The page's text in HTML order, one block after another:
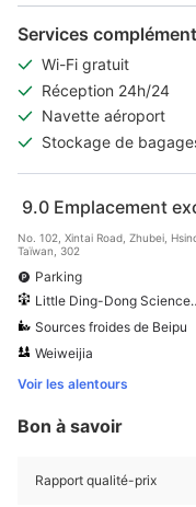
Services
Wi-Fi gratuit
Réception 24h/24
Navette aéroport
Stockage de
9.0 Emplacement
No. 102, Xintai Road, Zhubei,
Taïwan, 302
Parking
Little Ding-Dong Science Theme Park
Sources froides de Beipu
Weiweijia
Voir les alentours
Bon à savoir
Rapport qualité-prix